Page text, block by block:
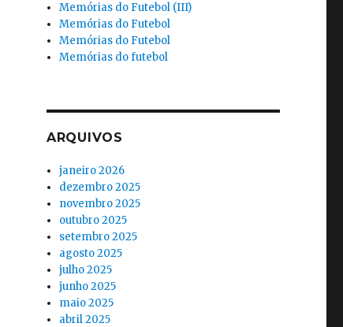
Memórias do Futebol (III)
Memórias do Futebol
Memórias do Futebol
Memórias do futebol
ARQUIVOS
janeiro 2026
dezembro 2025
novembro 2025
outubro 2025
setembro 2025
agosto 2025
julho 2025
junho 2025
maio 2025
abril 2025